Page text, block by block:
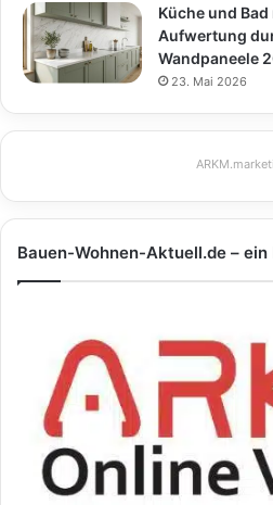
Küche und
Aufwertung
Wandpaneele
23. Mai 2026
Bauen-Wohnen-Aktuell.de –